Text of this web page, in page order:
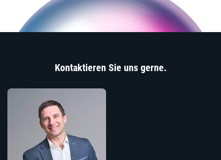
Kontaktieren Sie uns gerne.